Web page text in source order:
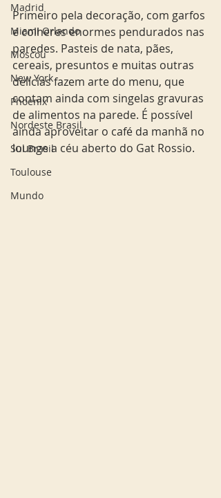
Madrid
Miami Orlando
Moscou
New York
Phoenix
Nordeste Brasil
Sul Brasil
Toulouse
Mundo
Primeiro pela decoração, com garfos
e colheres enormes pendurados nas
paredes. Pasteis de nata, pães,
cereais, presuntos e muitas outras
delícias fazem arte do menu, que
contam ainda com singelas gravuras
de alimentos na parede. É possível
ainda aproveitar o café da manhã no
lounge a céu aberto do Gat Rossio.